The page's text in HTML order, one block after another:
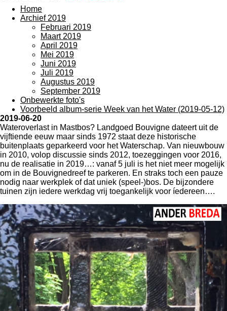
Home
Archief 2019
Februari 2019
Maart 2019
April 2019
Mei 2019
Juni 2019
Juli 2019
Augustus 2019
September 2019
Onbewerkte foto's
Voorbeeld album-serie Week van het Water (2019-05-12)
2019-06-20
Wateroverlast in Mastbos? Landgoed Bouvigne dateert uit de
vijftiende eeuw maar sinds 1972 staat deze historische
buitenplaats geparkeerd voor het Waterschap. Van nieuwbouw
in 2010, volop discussie sinds 2012, toezeggingen voor 2016,
nu de realisatie in 2019…: vanaf 5 juli is het niet meer mogelijk
om in de Bouvignedreef te parkeren. En straks toch een pauze
nodig naar werkplek of dat uniek (speel-)bos. De bijzondere
tuinen zijn iedere werkdag vrij toegankelijk voor íedereen….